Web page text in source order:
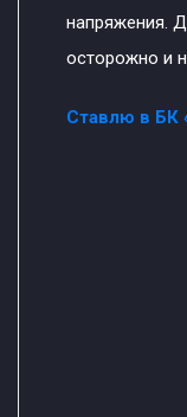
напряжения.
осторожно и
Ставлю в БК